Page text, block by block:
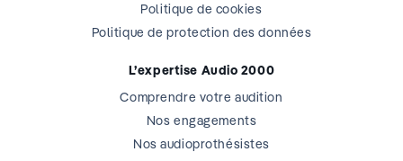
Politique de cookies
Politique de protection des données
L’expertise Audio 2000
Comprendre votre audition
Nos engagements
Nos audioprothésistes